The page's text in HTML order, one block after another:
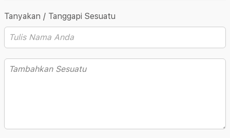
Tanyakan / Tanggapi Sesuatu